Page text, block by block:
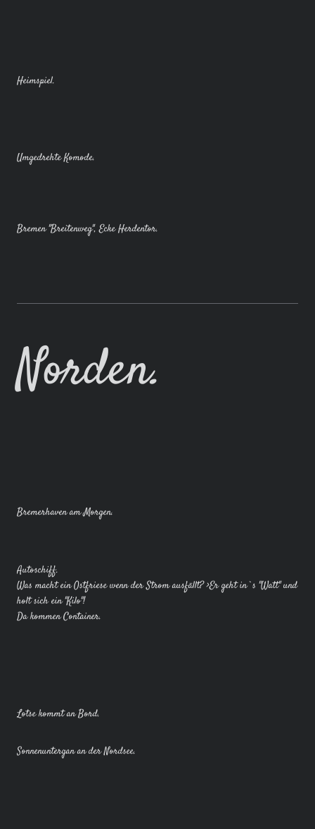
Heimspiel.
Umgedrehte Komode.
Bremen "Breitenweg", Ecke Herdentor.
Norden.
Bremerhaven am Morgen.
Autoschiff.
Was macht ein Ostfriese wenn der Strom ausfällt? >Er geht in`s "Watt" und
holt sich ein "Kilo"!
Da kommen Container.
Lotse kommt an Bord.
Sonnenuntergan an der Nordsee.